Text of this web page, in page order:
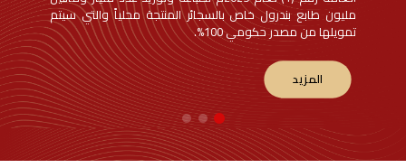
مليون طابع بندرول خاص بالسجائر المنتجة محلياً والتي سيتم
تمويلها من مصدر حكومي 100%.
المزيد
ابريل